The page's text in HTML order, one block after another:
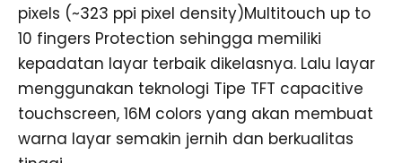
pixels (~323 ppi pixel density)Multitouch up to
10 fingers Protection sehingga memiliki
kepadatan layar terbaik dikelasnya. Lalu layar
menggunakan teknologi Tipe TFT capacitive
touchscreen, 16M colors yang akan membuat
warna layar semakin jernih dan berkualitas